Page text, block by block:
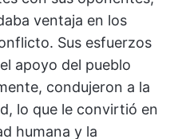
ventaja en los
Sus esfuerzos
apoyo del pueblo
condujeron a la
lo que le convirtió en
humana y la